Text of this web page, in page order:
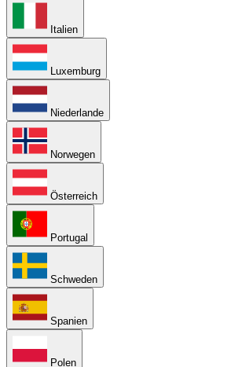
Italien
Luxemburg
Niederlande
Norwegen
Österreich
Portugal
Schweden
Spanien
Polen